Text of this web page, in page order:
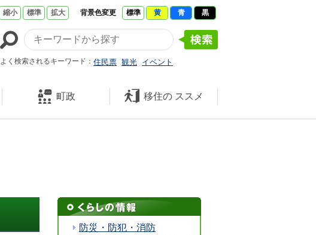
たくさんの 笑顔と元気 久米
縮小 標準 拡大 背景色変更 標準 黄 青 黒
よく検索されるキーワード： 住民票 観光 イベント
町政 移住の ススメ
防災・防犯・消防